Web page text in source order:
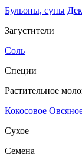
Бульоны, супы
Загустители
Соль
Специи
Растительное
Кокосовое
Сухое
Семена